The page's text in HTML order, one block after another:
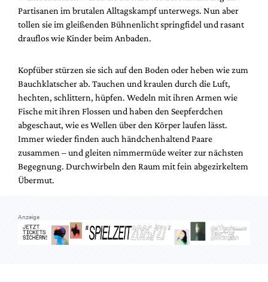
Mediadaten
Suche
Partisanen im brutalen Alltagskampf unterwegs. Nun aber
tollen sie im gleißenden Bühnenlicht springfidel und rasant
drauflos wie Kinder beim Anbaden.
Kopfüber stürzen sie sich auf den Boden oder heben wie zum
Bauchklatscher ab. Tauchen und kraulen durch die Luft,
hechten, schlittern, hüpfen. Wedeln mit ihren Armen wie
Fische mit ihren Flossen und haben den Seepferdchen
abgeschaut, wie es Wellen über den Körper laufen lässt.
Immer wieder finden auch händchenhaltend Paare
zusammen – und gleiten nimmermüde weiter zur nächsten
Begegnung. Durchwirbeln den Raum mit fein abgezirkeltem
Übermut.
Anzeige